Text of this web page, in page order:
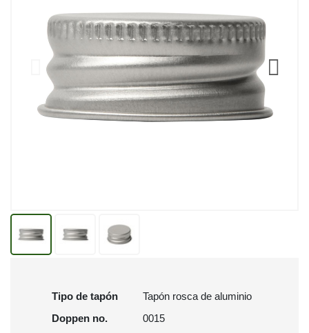
Tipo de tapón
Tapón rosca de aluminio
Doppen no.
0015